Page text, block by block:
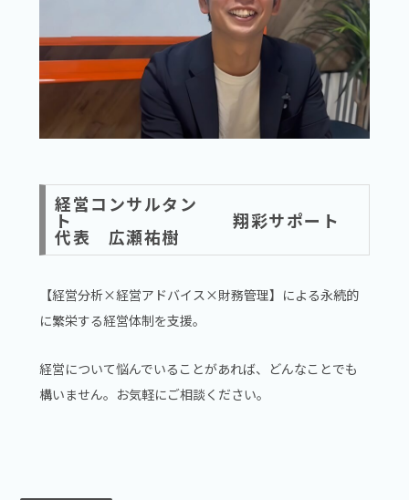
経営コンサルタン
ト 翔彩サポート
代表 広瀬祐樹
【経営分析×経営アドバイス×財務管理】による永続的
に繁栄する経営体制を支援。
経営について悩んでいることがあれば、どんなことでも
構いません。お気軽にご相談ください。